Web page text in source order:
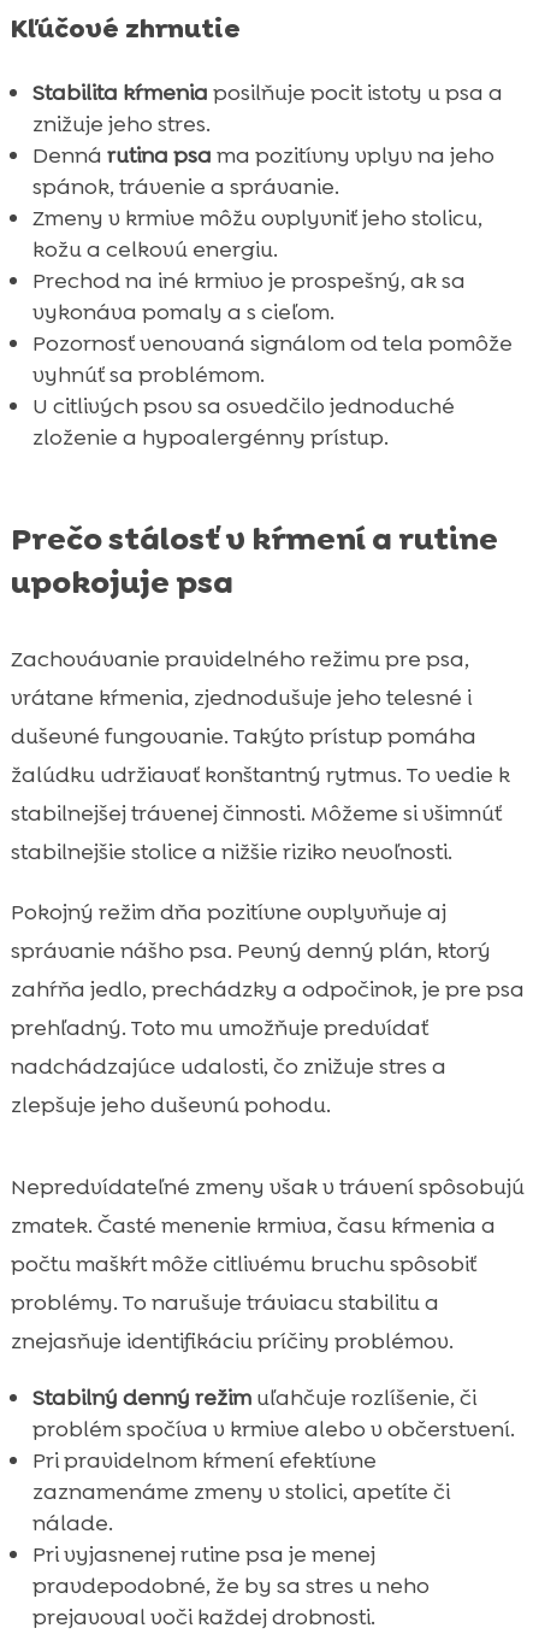
Kľúčové zhrnutie
Stabilita kŕmenia posilňuje pocit istoty u psa a
znižuje jeho stres.
Denná rutina psa ma pozitívny vplyv na jeho
spánok, trávenie a správanie.
Zmeny v krmive môžu ovplyvniť jeho stolicu,
kožu a celkovú energiu.
Prechod na iné krmivo je prospešný, ak sa
vykonáva pomaly a s cieľom.
Pozornosť venovaná signálom od tela pomôže
vyhnúť sa problémom.
U citlivých psov sa osvedčilo jednoduché
zloženie a hypoalergénny prístup.
Prečo stálosť v kŕmení a rutine
upokojuje psa
Zachovávanie pravidelného režimu pre psa,
vrátane kŕmenia, zjednodušuje jeho telesné i
duševné fungovanie. Takýto prístup pomáha
žalúdku udržiavať konštantný rytmus. To vedie k
stabilnejšej trávenej činnosti. Môžeme si všimnúť
stabilnejšie stolice a nižšie riziko nevoľnosti.
Pokojný režim dňa pozitívne ovplyvňuje aj
správanie nášho psa. Pevný denný plán, ktorý
zahŕňa jedlo, prechádzky a odpočinok, je pre psa
prehľadný. Toto mu umožňuje predvídať
nadchádzajúce udalosti, čo znižuje stres a
zlepšuje jeho duševnú pohodu.
Nepredvídateľné zmeny však v trávení spôsobujú
zmatek. Časté menenie krmiva, času kŕmenia a
počtu maškŕt môže citlivému bruchu spôsobiť
problémy. To narušuje tráviacu stabilitu a
znejasňuje identifikáciu príčiny problémov.
Stabilný denný režimuľahčuje rozlíšenie, či
problém spočíva v krmive alebo v občerstvení.
Pri pravidelnom kŕmení efektívne
zaznamenáme zmeny v stolici, apetíte či
nálade.
Pri vyjasnenej rutine psa je menej
pravdepodobné, že by sa stres u neho
prejavoval voči každej drobnosti.